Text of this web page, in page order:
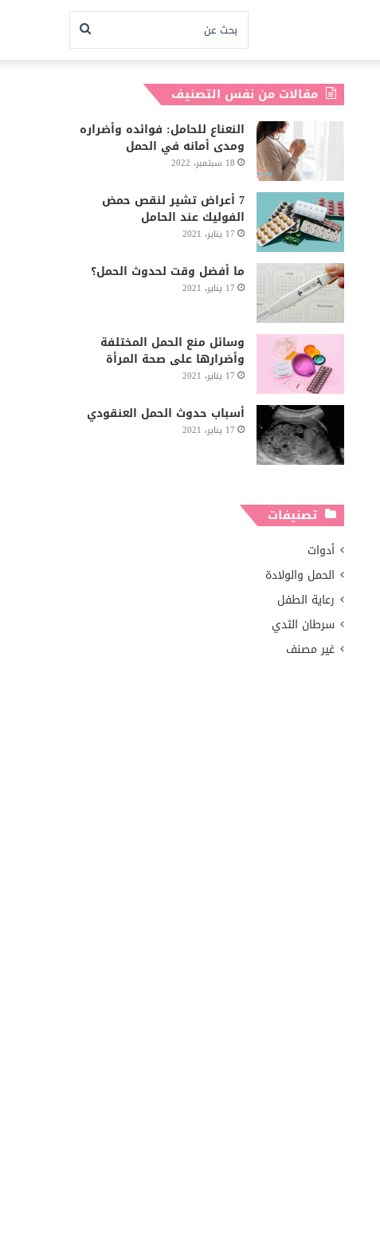
بحث
مقالات من نفس التصنيف
النعناع للحامل: فوائده وأضراره
ومدى أمانه في الحمل
18 سبتمبر، 2022
7 أعراض تشير لنقص حمض
الفوليك عند الحامل
17 يناير، 2021
ما أفضل وقت لحدوث الحمل؟
17 يناير، 2021
وسائل منع الحمل المختلفة
وأضرارها على صحة المرأة
17 يناير، 2021
أسباب حدوث الحمل العنقودي
17 يناير، 2021
تصنيفات
أدوات
الحمل والولادة
رعاية الطفل
سرطان الثدي
غير مصنف